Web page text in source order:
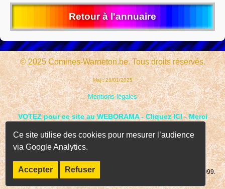
Retour à l'annuaire
© 2025 Comines-Warneton.be. Tous droits réservés.
Maj : 28/01/2025
Mentions légales
VOTEZ pour ce site au WEBORAMA - Cliquez ICI - Merci
Page consultée fois depuis le 01 janvier 1999.
Ce site utilise des cookies pour mesurer l’audience
via Google Analytics.
Accepter Refuser